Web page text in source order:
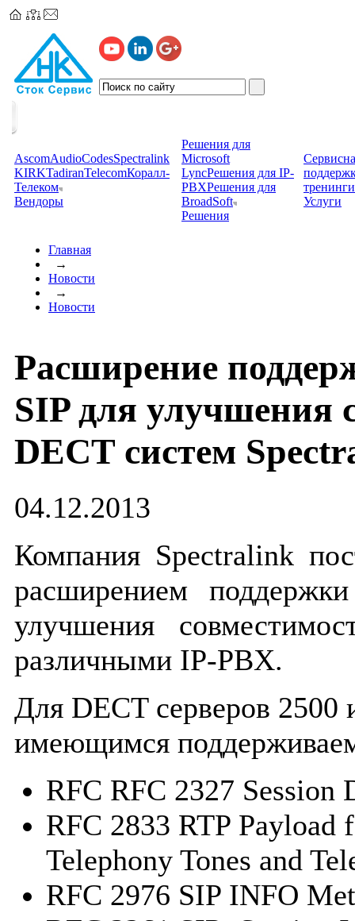
AscomAudioCodesSpectralink
KIRKTadiranTelecomКоралл-
Телеком
Вендоры
Решения для
Microsoft
LyncРешения для IP-
PBXРешения для
BroadSoft
Решения
тренинги
Услуги
Главная
→
Новости
→
Новости
Расширение
SIP для улучшения
DECT систем
04.12.2013
Компания Spectralink
расширением
улучшения
различными IP-PBX.
Для DECT серверов 2500
имеющимся
RFC RFC 2327 Session
RFC 2833 RTP
Telephony Tones and
RFC 2976 SIP INFO